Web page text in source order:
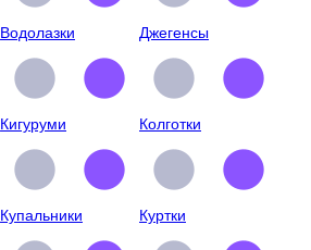
Водолазки Джегенсы
Кигуруми Колготки
Купальники Куртки